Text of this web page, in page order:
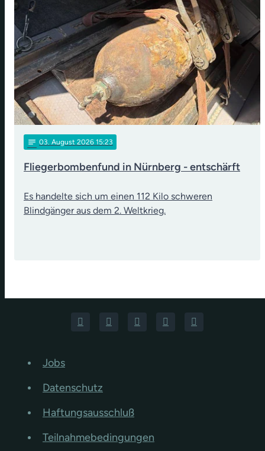
notes 03. August 2026 15:23
Fliegerbombenfund in Nürnberg - entschärft
Es handelte sich um einen 112 Kilo schweren
Blindgänger aus dem 2. Weltkrieg.
Jobs
Datenschutz
Haftungsausschluß
Teilnahmebedingungen